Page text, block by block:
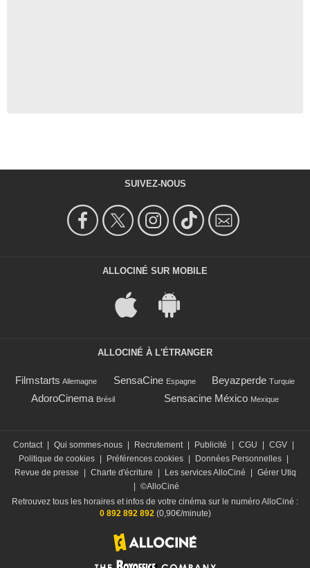
SUIVEZ-NOUS
ALLOCINÉ SUR MOBILE
ALLOCINÉ À L'ÉTRANGER
Filmstarts Allemagne SensaCine Espagne Beyazperde Turquie
AdoroCinema Brésil Sensacine México Mexique
Contact Qui sommes-nous Recrutement Publicité CGU CGV
Politique de cookies
Préférences cookies Données Personnelles
Revue de presse
Charte d'écriture Les services AlloCiné
Gérer Utiq
©AlloCiné
Retrouvez tous les horaires et infos de votre cinéma sur le numéro AlloCiné :
0 892 892 892(0,90€/minute)